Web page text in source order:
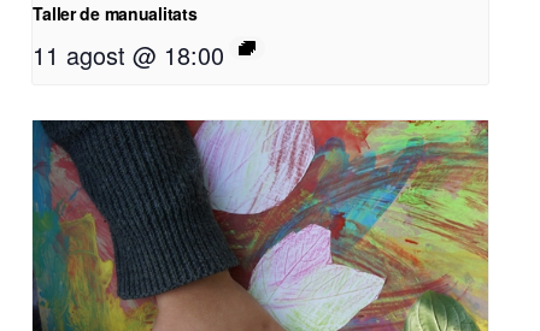
Taller de manualitats
11 agost @ 18:00